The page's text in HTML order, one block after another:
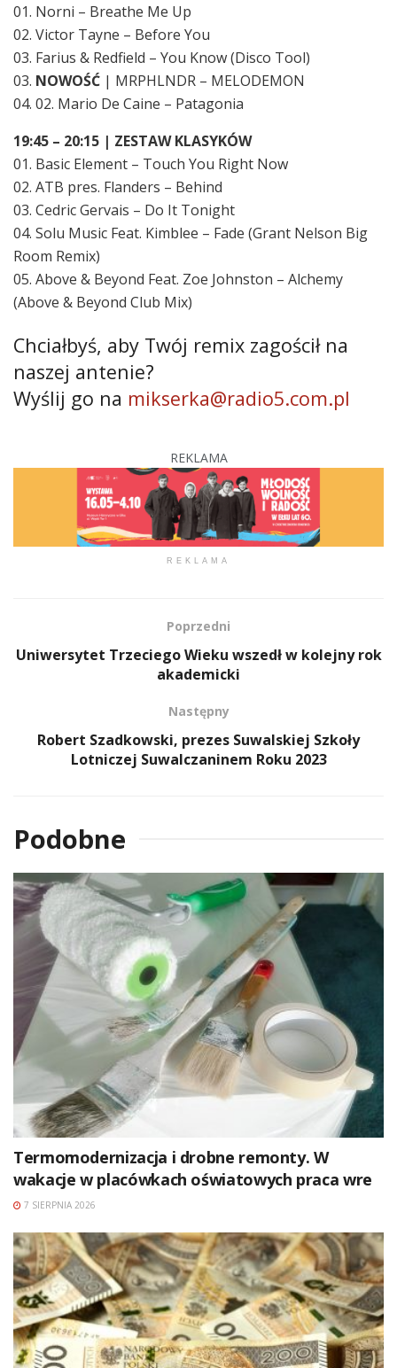
01. Norni – Breathe Me Up
02. Victor Tayne – Before You
03. Farius & Redfield – You Know (Disco Tool)
03. NOWOŚĆ | MRPHLNDR – MELODEMON
04. 02. Mario De Caine – Patagonia
19:45 – 20:15 | ZESTAW KLASYKÓW
01. Basic Element – Touch You Right Now
02. ATB pres. Flanders – Behind
03. Cedric Gervais – Do It Tonight
04. Solu Music Feat. Kimblee – Fade (Grant Nelson Big
Room Remix)
05. Above & Beyond Feat. Zoe Johnston – Alchemy
(Above & Beyond Club Mix)
Chciałbyś, aby Twój remix zagościł na
naszej antenie?
Wyślij go na mikserka@radio5.com.pl
REKLAMA
REKLAMA
Poprzedni
Uniwersytet Trzeciego Wieku wszedł w kolejny rok
akademicki
Następny
Robert Szadkowski, prezes Suwalskiej Szkoły
Lotniczej Suwalczaninem Roku 2023
Podobne
Termomodernizacja i drobne remonty. W
wakacje w placówkach oświatowych praca wre
7 SIERPNIA 2026